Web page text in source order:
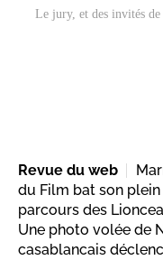
Le jury, et des invités
Revue du web
du Film bat son
parcours des
Une photo volée de
casablancais